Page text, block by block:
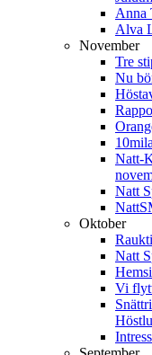
Anna
Alva
November
Tre
Nu
Natt-
Natt
Oktober
Natt
Vi